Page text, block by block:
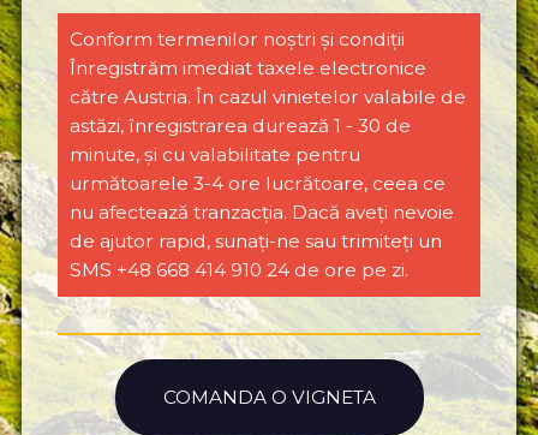
Conform termenilor noștri și condiții
Înregistrăm imediat taxele electronice
către Austria. În cazul vinietelor valabile de
astăzi, înregistrarea durează 1 - 30 de
minute, și cu valabilitate pentru
următoarele 3-4 ore lucrătoare, ceea ce
nu afectează tranzacția. Dacă aveți nevoie
de ajutor rapid, sunați-ne sau trimiteți un
SMS +48 668 414 910 24 de ore pe zi.
COMANDA O VIGNETA